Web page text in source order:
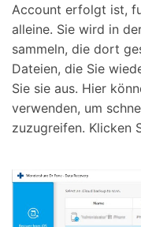
Account erfolgt ist,
alleine. Sie wird in
sammeln, die dort
Dateien, die Sie
Sie sie aus. Hier
verwenden, um
zuzugreifen. Klicken